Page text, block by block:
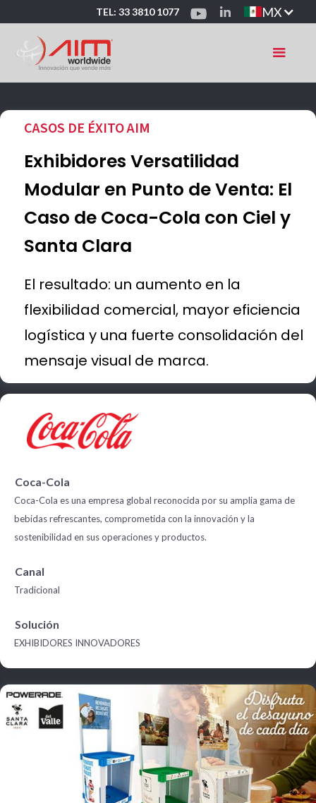
TEL: 33 3810 1077 MX
CASOS DE ÉXITO AIM
Exhibidores Versatilidad
Modular en Punto de Venta: El
Caso de Coca-Cola con Ciel y
Santa Clara
El resultado: un aumento en la
flexibilidad comercial, mayor eficiencia
logística y una fuerte consolidación del
mensaje visual de marca.
Coca-Cola
Coca-Cola es una empresa global reconocida por su amplia gama de
bebidas refrescantes, comprometida con la innovación y la
sostenibilidad en sus operaciones y productos.
Canal
Tradicional
Solución
EXHIBIDORES INNOVADORES